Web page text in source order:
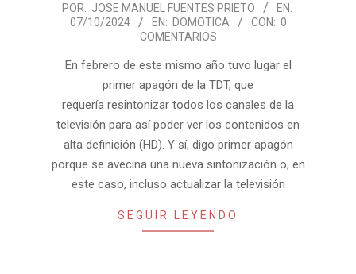
2024-POR: JOSE MANUEL FUENTES PRIETO
EN:
07/10/2024
EN: DOMOTICA CON: 0
COMENTARIOS
En febrero de este mismo año tuvo lugar el
primer apagón de la TDT, que
requería resintonizar todos los canales de la
televisión para así poder ver los contenidos en
alta definición (HD). Y sí, digo primer apagón
porque se avecina una nueva sintonización o, en
este caso, incluso actualizar la televisión
SEGUIR LEYENDO